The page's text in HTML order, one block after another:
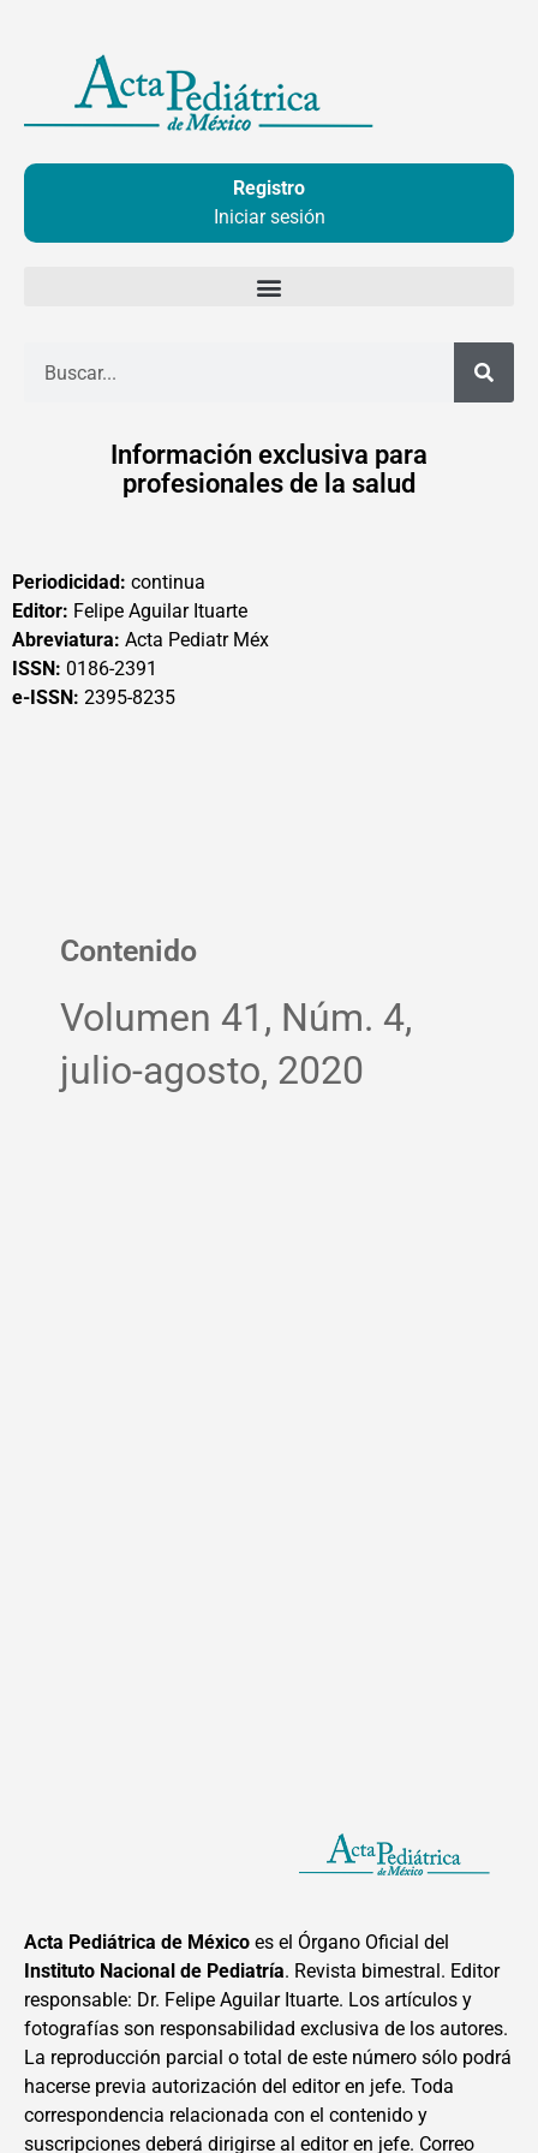
contenido
Registro
Iniciar sesión
Información exclusiva para
profesionales de la salud
Periodicidad: continua
Editor: Felipe Aguilar Ituarte
Abreviatura: Acta Pediatr Méx
ISSN: 0186-2391
e-ISSN: 2395-8235
Contenido
Volumen 41, Núm. 4,
julio-agosto, 2020
Acta Pediátrica de México es el Órgano Oficial del
Instituto Nacional de Pediatría. Revista bimestral. Editor
responsable: Dr. Felipe Aguilar Ituarte. Los artículos y
fotografías son responsabilidad exclusiva de los autores.
La reproducción parcial o total de este número sólo podrá
hacerse previa autorización del editor en jefe. Toda
correspondencia relacionada con el contenido y
suscripciones deberá dirigirse al editor en jefe. Correo